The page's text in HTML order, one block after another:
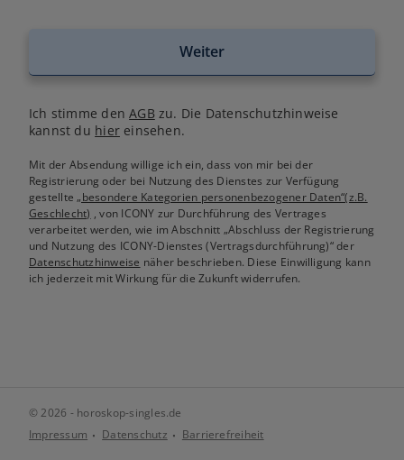
Weiter
Ich stimme denAGB zu. Die Datenschutzhinweise
kannst du hiereinsehen.
Mit der Absendung willige ich ein, dass von mir bei der
Registrierung oder bei Nutzung des Dienstes zur Verfügung
gestellte„besondere Kategorien personenbezogener Daten“(z.B.
Geschlecht) , von ICONY zur Durchführung des Vertrages
verarbeitet werden, wie im Abschnitt „Abschluss der Registrierung
und Nutzung des ICONY-Dienstes (Vertragsdurchführung)“ der
Datenschutzhinweise näher beschrieben. Diese Einwilligung kann
ich jederzeit mit Wirkung für die Zukunft widerrufen.
© 2026 - horoskop-singles.de
Impressum
Datenschutz Barrierefreiheit